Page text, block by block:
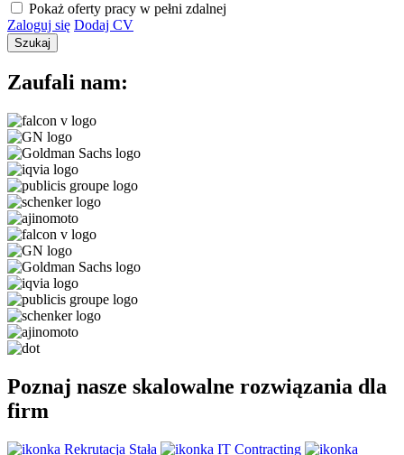
Pokaż oferty pracy w pełni zdalnej
Zaloguj się Dodaj CV
Szukaj
Zaufali nam:
Poznaj nasze skalowalne rozwiązania dla
firm
Rekrutacja Stała
IT Contracting